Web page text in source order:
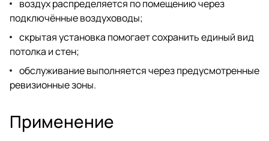
воздух распределяется по помещению через
подключённые воздуховоды;
скрытая установка помогает сохранить единый вид
потолка и стен;
обслуживание выполняется через предусмотренные
ревизионные зоны.
Применение